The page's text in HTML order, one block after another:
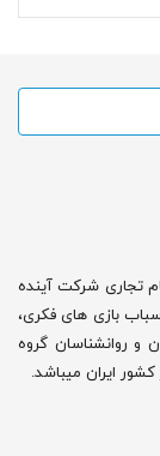
تجاری شرکت آینده
ارائه دهنده ی اسباب بازی های فکری،
و روانشناسان گروه
ایران میباشد.